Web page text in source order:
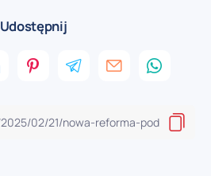
Udostępnij